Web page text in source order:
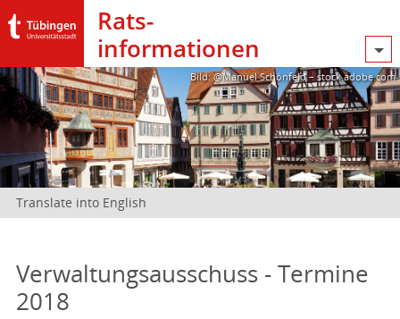
Rats­
informationen
Bild: @Manuel Schönfeld – stock.adobe.com
Translate into English
Verwaltungsausschuss - Termine
2018